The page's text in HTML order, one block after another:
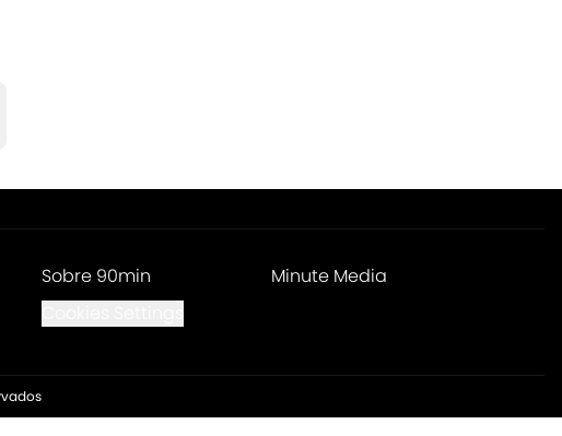
Sobre 90min
Minute Media